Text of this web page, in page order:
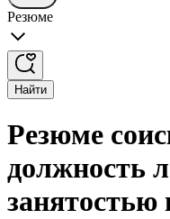
Резюме
Найти
Резюме
должность
занятостью